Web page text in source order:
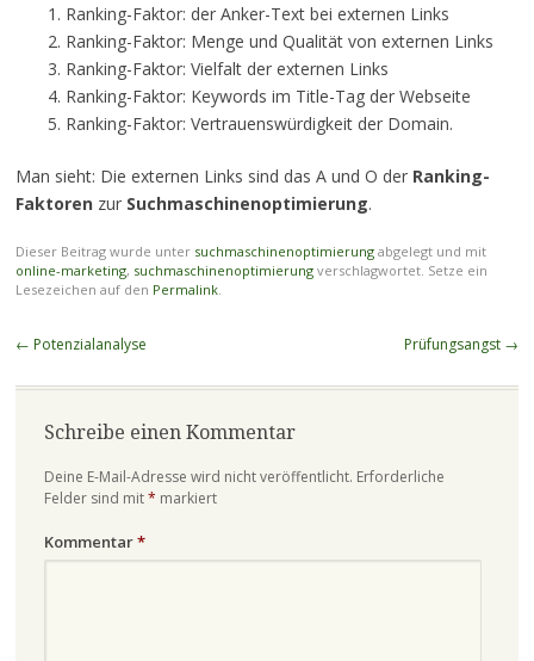
Ranking-Faktor: der Anker-Text bei externen Links
Ranking-Faktor: Menge und Qualität von externen Links
Ranking-Faktor: Vielfalt der externen Links
Ranking-Faktor: Keywords im Title-Tag der Webseite
Ranking-Faktor: Vertrauenswürdigkeit der Domain.
Man sieht: Die externen Links sind das A und O der Ranking-
FaktorenzurSuchmaschinenoptimierung.
Dieser Beitrag wurde unter suchmaschinenoptimierungabgelegt und mit
online-marketing, suchmaschinenoptimierungverschlagwortet. Setze ein
Lesezeichen auf den Permalink.
Beitragsnavigation
← Potenzialanalyse Prüfungsangst →
Schreibe einen Kommentar
Deine E-Mail-Adresse wird nicht veröffentlicht. Erforderliche
Felder sind mit* markiert
Kommentar*